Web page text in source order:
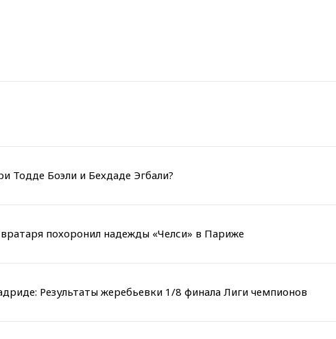
Тодде Боэли и Бехдаде Эгбали?
похоронил надежды «Челси» в Париже
Результаты жеребьевки 1/8 финала Лиги чемпионов